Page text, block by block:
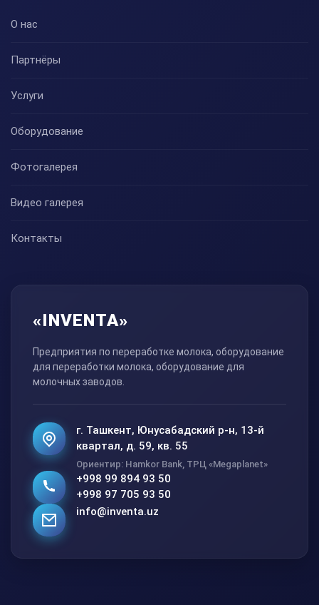
О нас
Партнёры
Услуги
Оборудование
Фотогалерея
Видео галерея
Контакты
«INVENTA»
Предприятия по переработке молока, оборудование
для переработки молока, оборудование для
молочных заводов.
г. Ташкент, Юнусабадский р-н, 13-й
квартал, д. 59, кв. 55
Ориентир: Hamkor Bank, ТРЦ «Megaplanet»
+998 99 894 93 50
+998 97 705 93 50
info@inventa.uz